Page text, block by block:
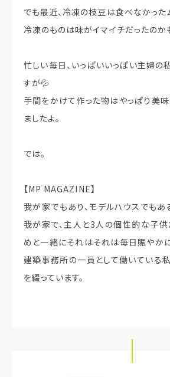
でも最近、冷凍の枝豆は食べなかった
冷凍のものは味がイマイチだったのか
忙しい毎日、いっぱいいっぱい主婦の
すが💦
手間をかけて作った物はやっぱり美味
ましたよ。
では。
【MP MAGAZINE】
我が家でもあり、モデルハウスでもあ
我が家で、主人と3人の個性的な子供
めと一緒にそれはそれは毎日賑やか
建築事務所の一員として働いている
を綴っています。